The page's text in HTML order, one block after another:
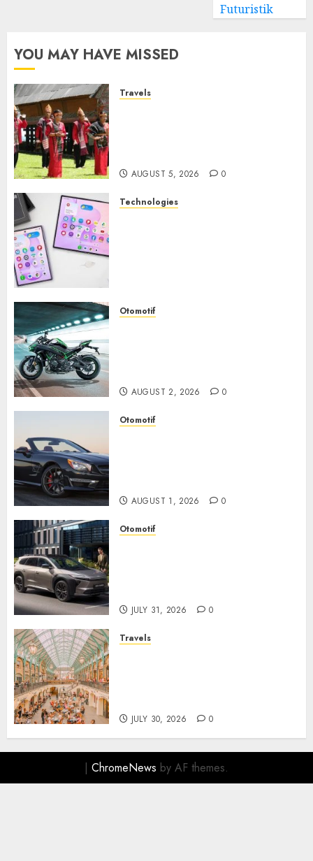
Futuristik
YOU MAY HAVE MISSED
Travels
AUGUST 5, 2026 0
Technologies
Otomotif
AUGUST 2, 2026 0
Otomotif
AUGUST 1, 2026 0
Otomotif
JULY 31, 2026 0
Travels
JULY 30, 2026 0
| ChromeNews by AF themes.